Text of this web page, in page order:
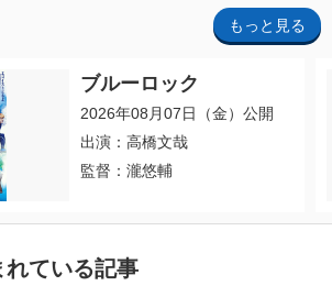
もっと見る
ブルーロック
2026年08月07日（金）公開
出演：高橋文哉
監督：瀧悠輔
れている記事